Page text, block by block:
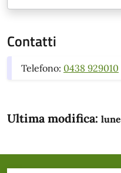
Contatti
Telefono: 0438 929010
Ultima modifica: